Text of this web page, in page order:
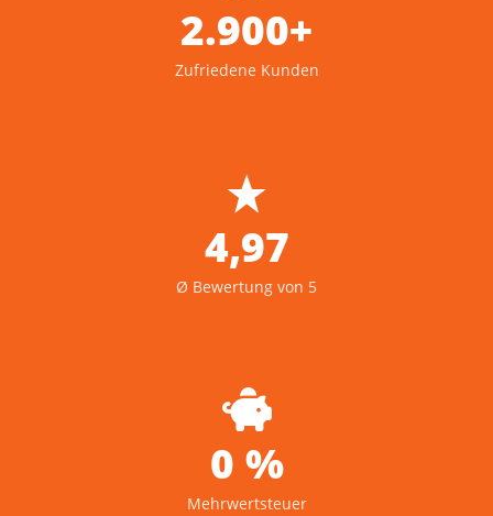
2.900+
Zufriedene Kunden
4,97
Ø Bewertung von 5
0 %
Mehrwertsteuer